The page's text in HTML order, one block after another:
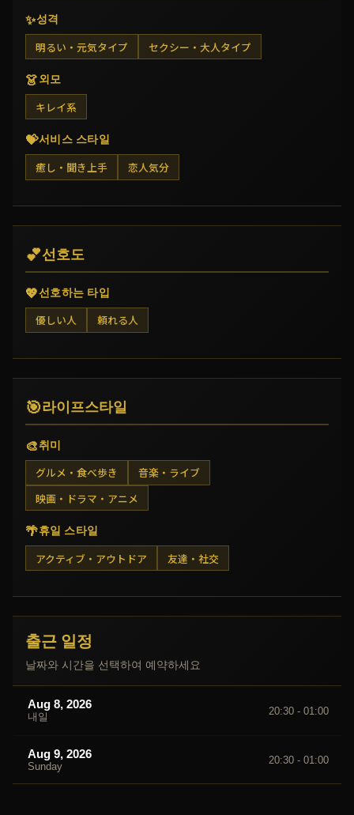
✨성격
明るい・元気タイプ セクシー・大人タイプ
👗외모
キレイ系
💝서비스 스타일
癒し・聞き上手 恋人気分
💕선호도
💖선호하는 타입
優しい人 頼れる人
🎯라이프스타일
🎨취미
グルメ・食べ歩き 音楽・ライブ
映画・ドラマ・アニメ
🌴휴일 스타일
アクティブ・アウトドア 友達・社交
출근 일정
날짜와 시간을 선택하여 예약하세요
Aug 8, 2026
내일 20:30 - 01:00
Aug 9, 2026
Sunday
20:30 - 01:00